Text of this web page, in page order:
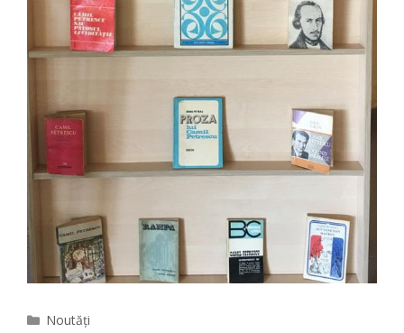
Categories
Noutăți